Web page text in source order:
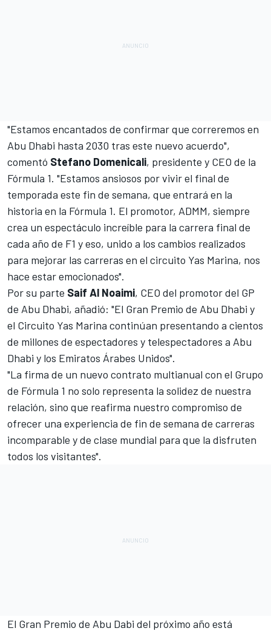
"Estamos encantados de confirmar que correremos en
Abu Dhabi hasta 2030 tras este nuevo acuerdo",
comentó Stefano Domenicali, presidente y CEO de la
Fórmula 1. "Estamos ansiosos por vivir el final de
temporada este fin de semana, que entrará en la
historia en la Fórmula 1. El promotor, ADMM, siempre
crea un espectáculo increíble para la carrera final de
cada año de F1 y eso, unido a los cambios realizados
para mejorar las carreras en el circuito Yas Marina, nos
hace estar emocionados".
Por su parte Saif Al Noaimi, CEO del promotor del GP
de Abu Dhabi, añadió: "El Gran Premio de Abu Dhabi y
el Circuito Yas Marina continúan presentando a cientos
de millones de espectadores y telespectadores a Abu
Dhabi y los Emiratos Árabes Unidos".
"La firma de un nuevo contrato multianual con el Grupo
de Fórmula 1 no solo representa la solidez de nuestra
relación, sino que reafirma nuestro compromiso de
ofrecer una experiencia de fin de semana de carreras
incomparable y de clase mundial para que la disfruten
todos los visitantes".
El Gran Premio de Abu Dabi del próximo año está